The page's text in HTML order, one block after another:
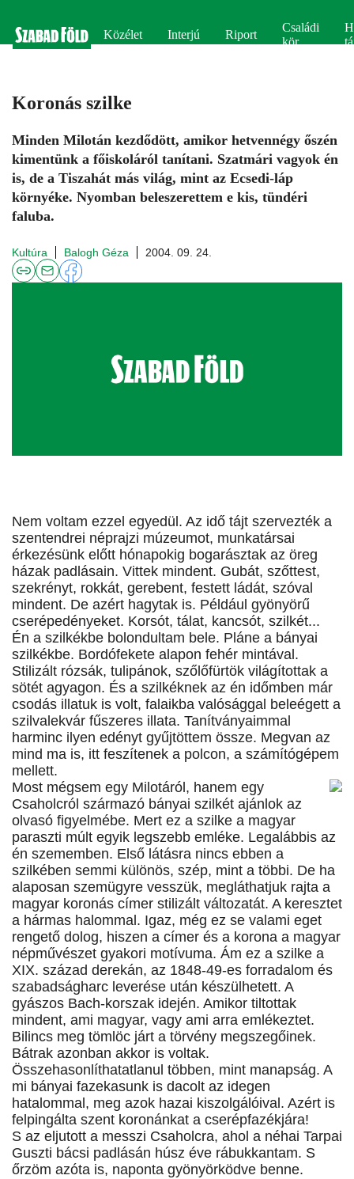
Közélet Interjú Riport
Családi
kör
Koronás szilke
Minden Milotán kezdődött, amikor hetvennégy őszén
kimentünk a főiskoláról tanítani. Szatmári vagyok én
is, de a Tiszahát más világ, mint az Ecsedi-láp
környéke. Nyomban beleszerettem e kis, tündéri
faluba.
Kultúra Balogh Géza 2004. 09. 24.
Nem voltam ezzel egyedül. Az idő tájt szervezték a
szentendrei néprajzi múzeumot, munkatársai
érkezésünk előtt hónapokig bogarásztak az öreg
házak padlásain. Vittek mindent. Gubát, szőttest,
szekrényt, rokkát, gerebent, festett ládát, szóval
mindent. De azért hagytak is. Például gyönyörű
cserépedényeket. Korsót, tálat, kancsót, szilkét...
Én a szilkékbe bolondultam bele. Pláne a bányai
szilkékbe. Bordófekete alapon fehér mintával.
Stilizált rózsák, tulipánok, szőlőfürtök világítottak a
sötét agyagon. És a szilkéknek az én időmben már
csodás illatuk is volt, falaikba valósággal beleégett a
szilvalekvár fűszeres illata. Tanítványaimmal
harminc ilyen edényt gyűjtöttem össze. Megvan az
mind ma is, itt feszítenek a polcon, a számítógépem
mellett.
Most mégsem egy Milotáról, hanem egy
Csaholcról származó bányai szilkét ajánlok az
olvasó figyelmébe. Mert ez a szilke a magyar
paraszti múlt egyik legszebb emléke. Legalábbis az
én szememben. Első látásra nincs ebben a
szilkében semmi különös, szép, mint a többi. De ha
alaposan szemügyre vesszük, megláthatjuk rajta a
magyar koronás címer stilizált változatát. A keresztet
a hármas halommal. Igaz, még ez se valami eget
rengető dolog, hiszen a címer és a korona a magyar
népművészet gyakori motívuma. Ám ez a szilke a
XIX. század derekán, az 1848-49-es forradalom és
szabadságharc leverése után készülhetett. A
gyászos Bach-korszak idején. Amikor tiltottak
mindent, ami magyar, vagy ami arra emlékeztet.
Bilincs meg tömlöc járt a törvény megszegőinek.
Bátrak azonban akkor is voltak.
Összehasonlíthatatlanul többen, mint manapság. A
mi bányai fazekasunk is dacolt az idegen
hatalommal, meg azok hazai kiszolgálóival. Azért is
felpingálta szent koronánkat a cserépfazékjára!
S az eljutott a messzi Csaholcra, ahol a néhai Tarpai
Guszti bácsi padlásán húsz éve rábukkantam. S
őrzöm azóta is, naponta gyönyörködve benne.